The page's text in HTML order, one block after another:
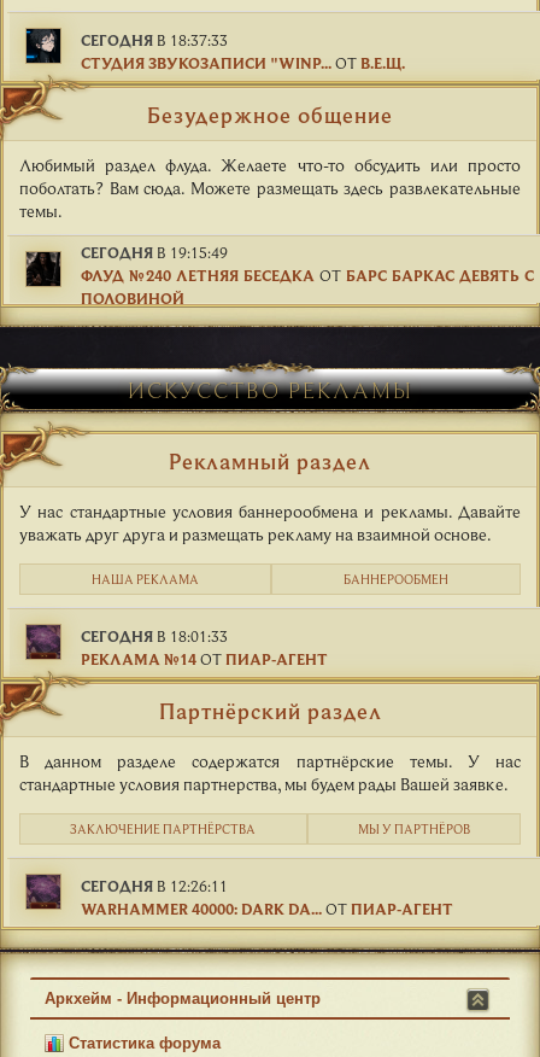
СЕГОДНЯ В 18:37:33
СТУДИЯ ЗВУКОЗАПИСИ "WINP...ОТ В.Е.Щ.
Безудержное общение
Любимый раздел флуда. Желаете что-то обсудить или просто
поболтать? Вам сюда. Можете размещать здесь развлекательные
темы.
СЕГОДНЯ В 19:15:49
ФЛУД №240 ЛЕТНЯЯ БЕСЕДКА ОТ БАРС БАРКАС ДЕВЯТЬ С
ПОЛОВИНОЙ
ИСКУССТВО РЕКЛАМЫ
Рекламный раздел
У нас стандартные условия баннерообмена и рекламы. Давайте
уважать друг друга и размещать рекламу на взаимной основе.
НАША РЕКЛАМА БАННЕРООБМЕН
СЕГОДНЯ В 18:01:33
РЕКЛАМА №14ОТПИАР-АГЕНТ
Партнёрский раздел
В данном разделе содержатся партнёрские темы. У нас
стандартные условия партнерства, мы будем рады Вашей заявке.
ЗАКЛЮЧЕНИЕ ПАРТНЁРСТВА МЫ У ПАРТНЁРОВ
СЕГОДНЯ В 12:26:11
WARHAMMER 40000: DARK DA...ОТПИАР-АГЕНТ
Аркхейм - Информационный центр
Статистика форума